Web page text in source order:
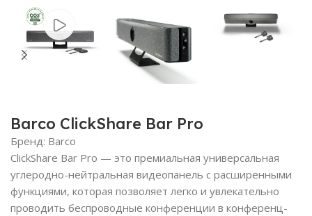
Barco ClickShare Bar Pro
Бренд: Barco
ClickShare Bar Pro — это премиальная универсальная
углеродно-нейтральная видеопанель с расширенными
функциями, которая позволяет легко и увлекательно
проводить беспроводные конференции в конференц-